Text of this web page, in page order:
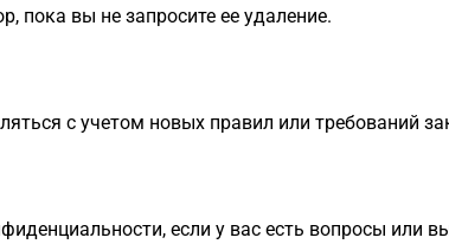
вы не запросите ее удаление.
с учетом новых правил или требований
если у вас есть вопросы или